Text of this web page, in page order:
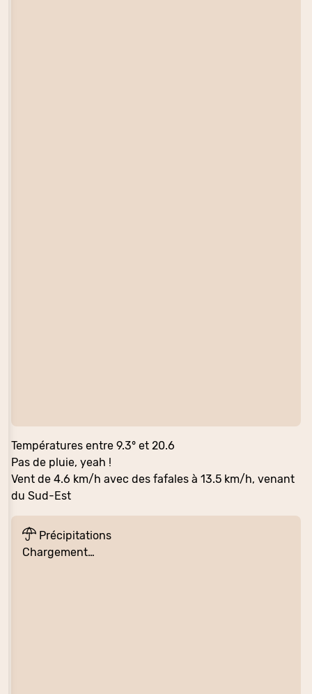
Températures entre 9.3° et 20.6
Pas de pluie, yeah !
Vent de 4.6 km/h avec des fafales à 13.5 km/h, venant
du Sud-Est
Précipitations
Chargement…